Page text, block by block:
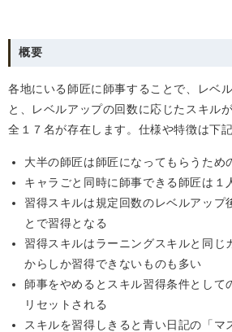
概要
各地にいる師匠に師事することで、レベ
と、レベルアップの回数に応じたスキル
全１７名が存在します。仕様や特徴は下記
大半の師匠は師匠になってもらうため
キャラごと同時に師事できる師匠は１
習得スキルは規定回数のレベルアップ
とで習得となる
習得スキルはラーニングスキルと同じ
からしか習得できないものも多い
師事をやめるとスキル習得条件として
リセットされる
スキルを習得しきると青い日記の「マ